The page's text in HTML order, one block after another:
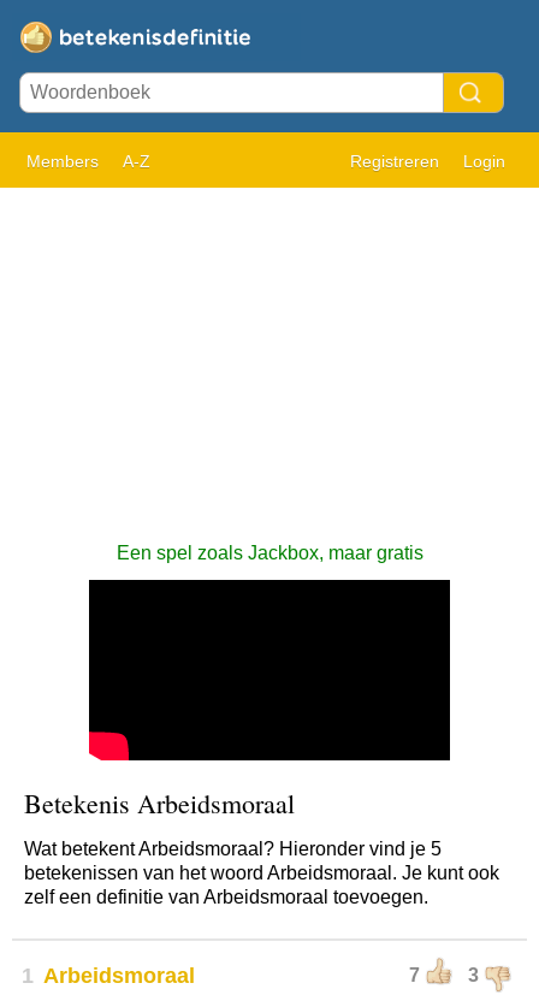
Members A-Z Registreren Login
Een spel zoals Jackbox, maar gratis
Betekenis Arbeidsmoraal
Wat betekent Arbeidsmoraal? Hieronder vind je 5
betekenissen van het woord Arbeidsmoraal. Je kunt ook
zelf een definitie van Arbeidsmoraal toevoegen.
1 7 3
Arbeidsmoraal